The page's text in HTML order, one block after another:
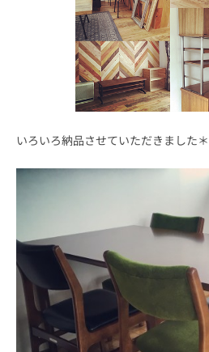
いろいろ納品させていただきました＊